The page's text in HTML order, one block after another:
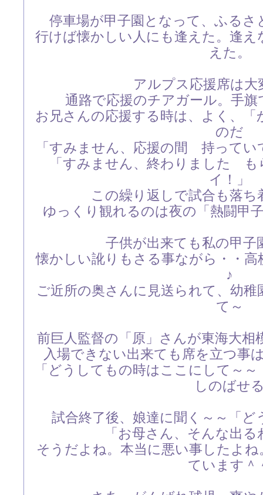
停車場が甲子園となって、ふる
行けば懐かしい人にも逢えた。逢
えた。
アルプス応援席は大
通路で応援のチアガール。手
お兄さんの応援する時は、よく、
のだ
「すみません、応援の間 持って
「すみません、終わりまし
イ！」
この繰り返しで試合も落
ゆっくり観れるのは夜の「熱闘甲
子供が出来ても私の甲子
懐かしい訛りもさる事ながら・・
♪
ご近所の奥さんに見送られて、幼
て～
前巨人監督の「原」さんが東海大
入場できない出来ても席を立つ事
「どうしてもの時はここにして～
しのばせ
試合終了後、娘達に聞く～～「
「お母さん、そんな出
そうだよね。本当に悪い事したよ
ています＾